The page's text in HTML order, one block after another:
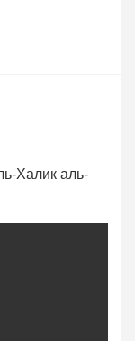
Халик аль-